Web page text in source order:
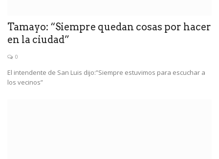
Tamayo: “Siempre quedan cosas por hacer
en la ciudad”
0
El intendente de San Luis dijo:”Siempre estuvimos para escuchar a
los vecinos”